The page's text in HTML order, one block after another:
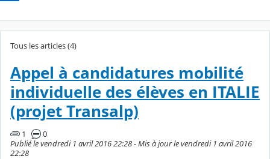
Tous les articles (4)
Appel à candidatures mobilité
individuelle des élèves en ITALIE
(projet Transalp)
1
0
Publié le vendredi 1 avril 2016 22:28 - Mis à jour le vendredi 1 avril 2016
22:28